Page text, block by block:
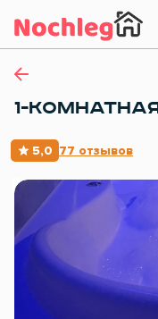
1-
5,0 77 отзывов